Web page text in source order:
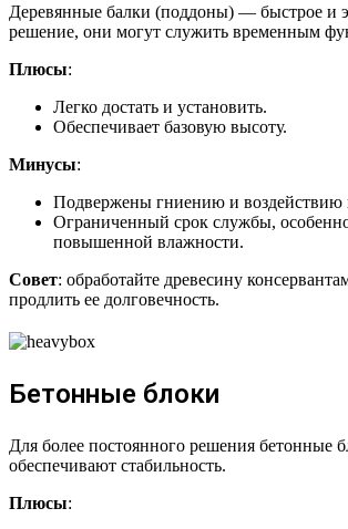
Деревянные балки (поддоны) — быстрое и
решение, они могут служить временным
Плюсы:
Легко достать и установить.
Обеспечивает базовую высоту.
Минусы:
Подвержены гниению и воздействию
Ограниченный срок службы,
повышенной влажности.
Совет: обработайте древесину
продлить ее долговечность.
Бетонные блоки
Для более постоянного решения бетонные
обеспечивают стабильность.
Плюсы: